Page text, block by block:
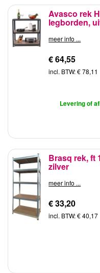
Avasco rek
legborden,
meer info ...
€ 64,55
incl. BTW: € 78,11
Levering of
Brasq rek, ft
zilver
meer info ...
€ 33,20
incl. BTW: € 40,17